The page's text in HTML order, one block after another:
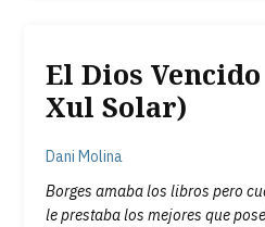
El Dios
Xul Solar)
Dani Molina
Borges amaba los libros pero
le prestaba los mejores que